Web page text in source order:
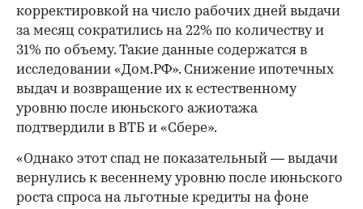
корректировкой на число рабочих дней выдачи
за месяц сократились на 22% по количеству и
31% по объему. Такие данные содержатся в
исследовании «Дом.РФ». Снижение ипотечных
выдач и возвращение их к естественному
уровню после июньского ажиотажа
подтвердили в ВТБ и «Сбере».
«Однако этот спад не показательный — выдачи
вернулись к весеннему уровню после июньского
роста спроса на льготные кредиты на фоне